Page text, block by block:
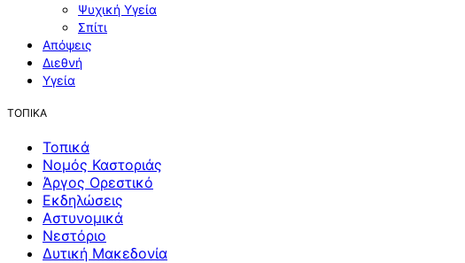
Ψυχική Υγεία
Σπίτι
Απόψεις
Διεθνή
Υγεία
ΤΟΠΙΚΑ
Τοπικά
Νομός Καστοριάς
Άργος Ορεστικό
Εκδηλώσεις
Αστυνομικά
Νεστόριο
Δυτική Μακεδονία